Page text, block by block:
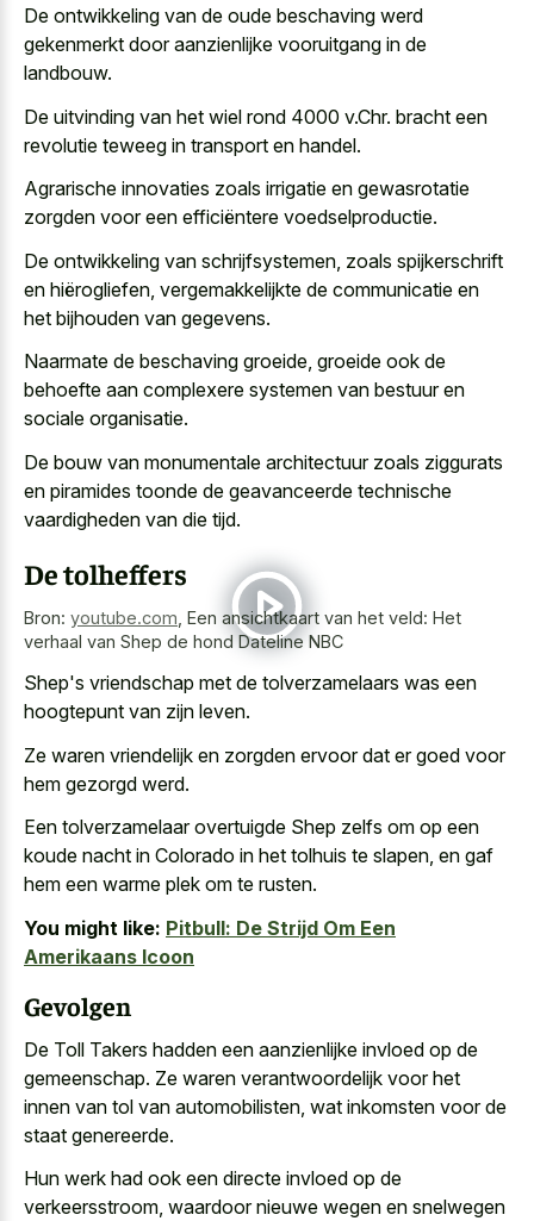
De ontwikkeling van de oude beschaving werd
gekenmerkt door aanzienlijke vooruitgang in de
landbouw.
De uitvinding van het wiel rond 4000 v.Chr. bracht een
revolutie teweeg in transport en handel.
Agrarische innovaties zoals irrigatie en gewasrotatie
zorgden voor een efficiëntere voedselproductie.
De ontwikkeling van schrijfsystemen, zoals spijkerschrift
en hiërogliefen, vergemakkelijkte de communicatie en
het bijhouden van gegevens.
Naarmate de beschaving groeide, groeide ook de
behoefte aan complexere systemen van bestuur en
sociale organisatie.
De bouw van monumentale architectuur zoals ziggurats
en piramides toonde de geavanceerde technische
vaardigheden van die tijd.
De tolheffers
Bron: youtube.com Een ansichtkaart van het veld: Het
verhaal van Shep de hond Dateline NBC
Shep's vriendschap met de tolverzamelaars was een
hoogtepunt van zijn leven.
Ze waren vriendelijk en zorgden ervoor dat er goed voor
hem gezorgd werd.
Een tolverzamelaar overtuigde Shep zelfs om op een
koude nacht in Colorado in het tolhuis te slapen, en gaf
hem een warme plek om te rusten.
You might like: Pitbull: De Strijd Om Een
Amerikaans Icoon
Gevolgen
De Toll Takers hadden een aanzienlijke invloed op de
gemeenschap. Ze waren verantwoordelijk voor het
innen van tol van automobilisten, wat inkomsten voor de
staat genereerde.
Hun werk had ook een directe invloed op de
verkeersstroom, waardoor nieuwe wegen en snelwegen